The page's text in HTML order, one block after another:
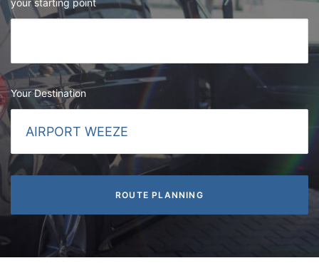
your starting point
Your Destination